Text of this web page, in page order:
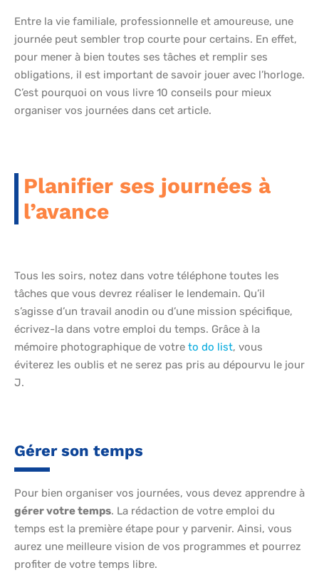
Entre la vie familiale, professionnelle et amoureuse, une
journée peut sembler trop courte pour certains. En effet,
pour mener à bien toutes ses tâches et remplir ses
obligations, il est important de savoir jouer avec l’horloge.
C’est pourquoi on vous livre 10 conseils pour mieux
organiser vos journées dans cet article.
Planifier ses journées à
l’avance
Tous les soirs, notez dans votre téléphone toutes les
tâches que vous devrez réaliser le lendemain. Qu’il
s’agisse d’un travail anodin ou d’une mission spécifique,
écrivez-la dans votre emploi du temps. Grâce à la
mémoire photographique de votre to do list, vous
éviterez les oublis et ne serez pas pris au dépourvu le jour
J.
Gérer son temps
Pour bien organiser vos journées, vous devez apprendre à
gérer votre temps. La rédaction de votre emploi du
temps est la première étape pour y parvenir. Ainsi, vous
aurez une meilleure vision de vos programmes et pourrez
profiter de votre temps libre.